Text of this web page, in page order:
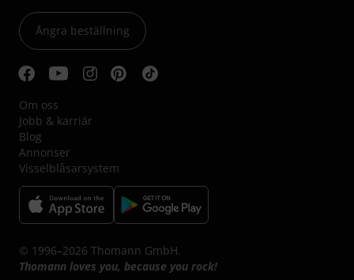
Ångra beställning
Om oss
Jobb & karriär
Blog
Annonser
Visselblåsarsystem
© 1996–2026 Thomann GmbH.
Thomann loves you, because you rock!